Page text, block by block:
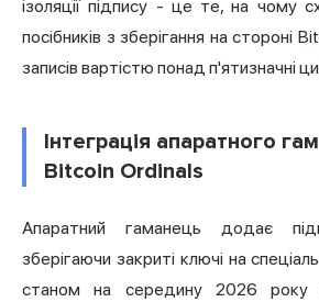
ізоляції підпису - це те, на чому
посібників з зберігання на стороні
записів вартістю понад п'ятизначні
Інтеграція апаратного
Bitcoin Ordinals
Апаратний гаманець додає
зберігаючи закриті ключі на
станом на середину 2026 року